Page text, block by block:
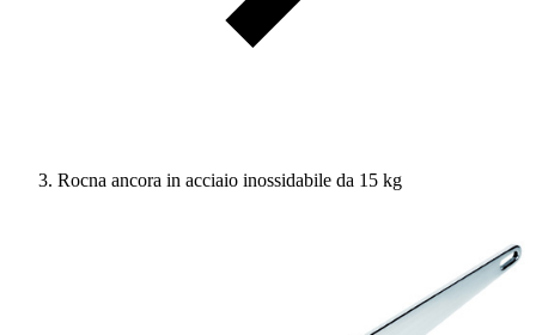
Rocna ancora in acciaio inossidabile da 15 kg